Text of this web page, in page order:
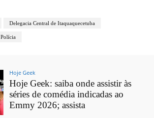
Delegacia Central de Itaquaquecetuba
Polícia
Hoje Geek
Hoje Geek: saiba onde assistir às
séries de comédia indicadas ao
Emmy 2026; assista